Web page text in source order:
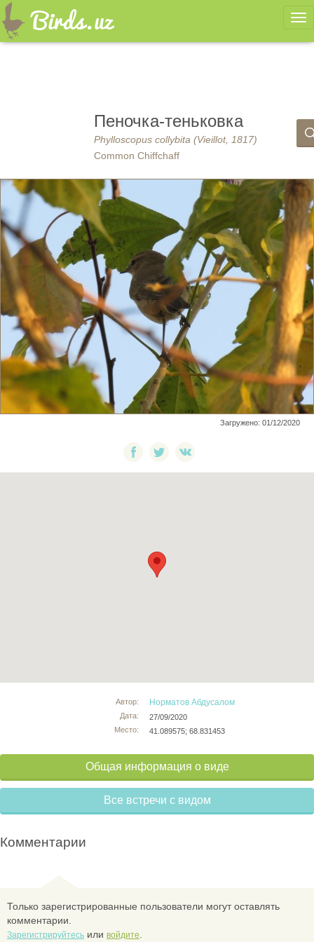
Пеночка-теньковка
Phylloscopus collybita (Vieillot, 1817)
Common Chiffchaff
Загружено: 01/12/2020
Автор:
Дата:
Место:
Норматов Абдусалом
27/09/2020
41.089575; 68.831453
Общая информация о виде
Все встречи с видом
Комментарии
Только зарегистрированные пользователи могут оставлять
комментарии.
Зарегистрируйтесь или войдите